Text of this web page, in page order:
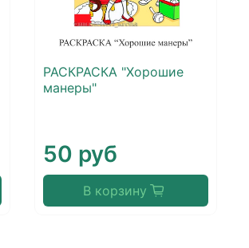
РАСКРАСКА "Хорошие
манеры"
50 руб
В корзину